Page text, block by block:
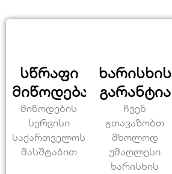
სწრაფი
მიწოდება
მიწოდების
სერვისი
საქართველოს
მასშტაბით
ხარისხის
გარანტია
ჩვენ
გთავაზობთ
მხოლოდ
უმაღლესი
ხარისხის